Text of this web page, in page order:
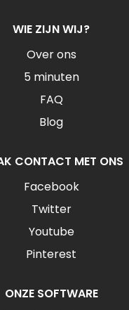
WIE ZIJN WIJ?
Over ons
5 minuten
FAQ
Blog
CONTACT MET ONS
Facebook
Twitter
Youtube
Pinterest
ONZE SOFTWARE